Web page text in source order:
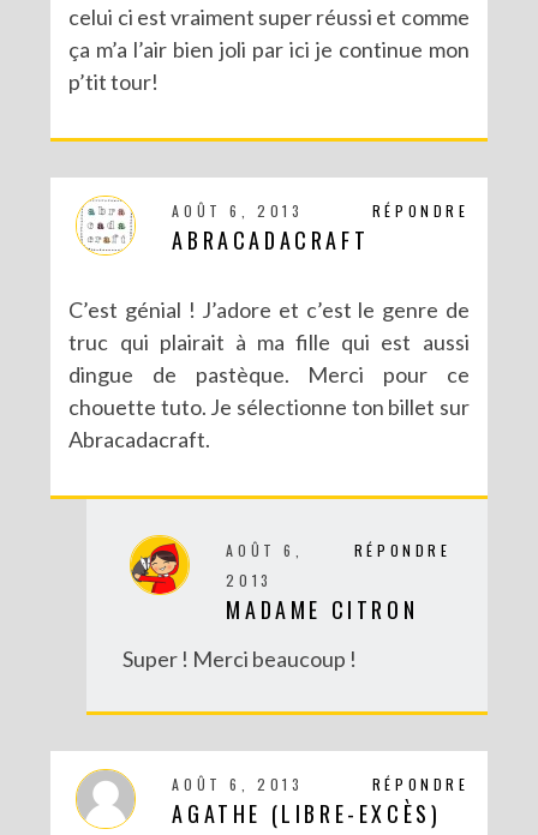
celui ci est vraiment super réussi et comme
ça m’a l’air bien joli par ici je continue mon
p’tit tour!
RÉPONDRE
AOÛT 6, 2013
ABRACADACRAFT
C’est génial ! J’adore et c’est le genre de
truc qui plairait à ma fille qui est aussi
dingue de pastèque. Merci pour ce
chouette tuto. Je sélectionne ton billet sur
Abracadacraft.
RÉPONDRE
AOÛT 6,
2013
MADAME CITRON
Super ! Merci beaucoup !
RÉPONDRE
AOÛT 6, 2013
AGATHE (LIBRE-EXCÈS)